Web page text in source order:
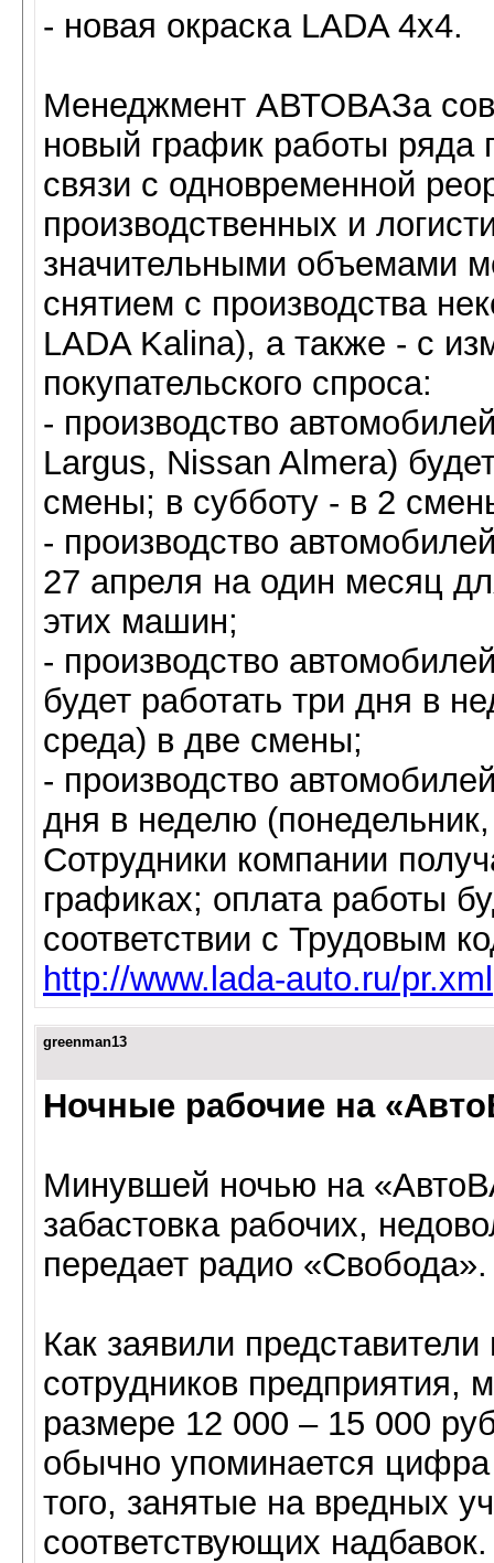
- новая окраска LADA 4х4.
Менеджмент АВТОВАЗа
новый график работы ряда
связи с одновременной
производственных и
значительными объемами
снятием с производства
LADA Kalina), а также - с
покупательского спроса:
- производство
Largus, Nissan Almera)
смены; в субботу - в 2
- производство
27 апреля на один месяц
этих машин;
- производство
будет работать три дня в
среда) в две смены;
- производство
дня в неделю
Сотрудники компании
графиках; оплата работы
соответствии с Трудовым
http://www.lada-auto.ru/pr.xml
greenman13
Ночные рабочие на
Минувшей ночью на
забастовка рабочих,
передает радио «Свобода».
Как заявили
сотрудников предприятия,
размере 12 000 – 15 000
обычно упоминается
того, занятые на вредных
соответствующих надбавок.